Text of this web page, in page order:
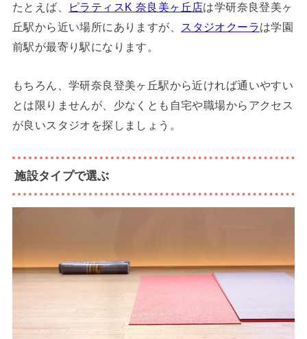
たとえば、 ピラティスK 奈良美ヶ丘店は学研奈良登美ヶ
丘駅から近い場所にありますが、
スタジオクーラは学園
前駅が最寄り駅になります。
もちろん、学研奈良登美ヶ丘駅から近ければ通いやすい
とは限りませんが、少なくとも自宅や職場からアクセス
が良いスタジオを探しましょう。
施設タイプで選ぶ